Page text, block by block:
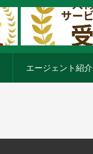
エージェント紹介